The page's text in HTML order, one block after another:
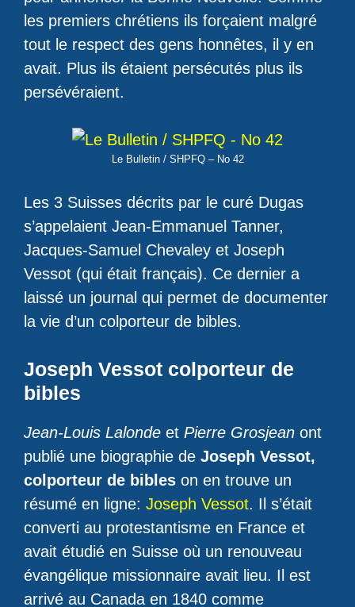
les premiers chrétiens ils forçaient malgré
tout le respect des gens honnêtes, il y en
avait. Plus ils étaient persécutés plus ils
persévéraient.
Le Bulletin / SHPFQ – No 42
Les 3 Suisses décrits par le curé Dugas
s’appelaient Jean-Emmanuel Tanner,
Jacques-Samuel Chevaley et Joseph
Vessot (qui était français). Ce dernier a
laissé un journal qui permet de documenter
la vie d’un colporteur de bibles.
Joseph Vessot colporteur de
bibles
Jean-Louis Lalonde et Pierre Grosjean ont
publié une biographie de Joseph Vessot,
colporteur de bibles on en trouve un
résumé en ligne: Joseph Vessot. Il s’était
converti au protestantisme en France et
avait étudié en Suisse où un renouveau
évangélique missionnaire avait lieu. Il est
arrivé au Canada en 1840 comme